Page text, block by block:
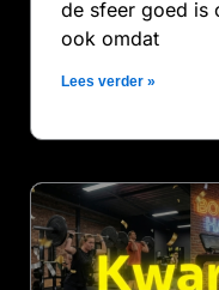
de sfeer goed is
ook omdat
Lees verder »